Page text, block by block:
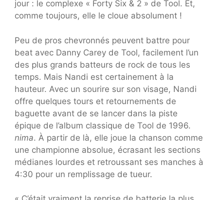
jour : le complexe « Forty Six & 2 » de Tool. Et,
comme toujours, elle le cloue absolument !
Peu de pros chevronnés peuvent battre pour
beat avec Danny Carey de Tool, facilement l’un
des plus grands batteurs de rock de tous les
temps. Mais Nandi est certainement à la
hauteur. Avec un sourire sur son visage, Nandi
offre quelques tours et retournements de
baguette avant de se lancer dans la piste
épique de l’album classique de Tool de 1996.
nima. À partir de là, elle joue la chanson comme
une championne absolue, écrasant les sections
médianes lourdes et retroussant ses manches à
4:30 pour un remplissage de tueur.